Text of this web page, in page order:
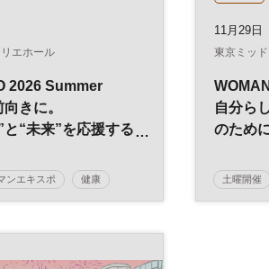
エホール
2026 Summer
きに。
“未来”を応援する
ンエキスポ 健康
11月29日
東京ミッ
自分ら
のため
土曜開催